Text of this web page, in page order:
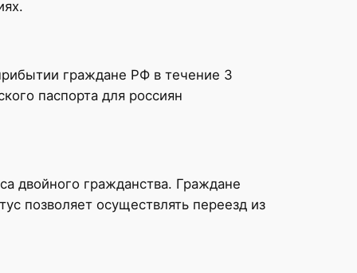
граждане РФ в течение 3
паспорта для россиян
двойного гражданства. Граждане
позволяет осуществлять переезд из